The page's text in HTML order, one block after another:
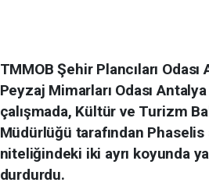
TMMOB Şehir Plancıları
Peyzaj Mimarları Odası
çalışmada, Kültür ve Turizm
Müdürlüğü tarafından
niteliğindeki iki ayrı koyunda
durdurdu.